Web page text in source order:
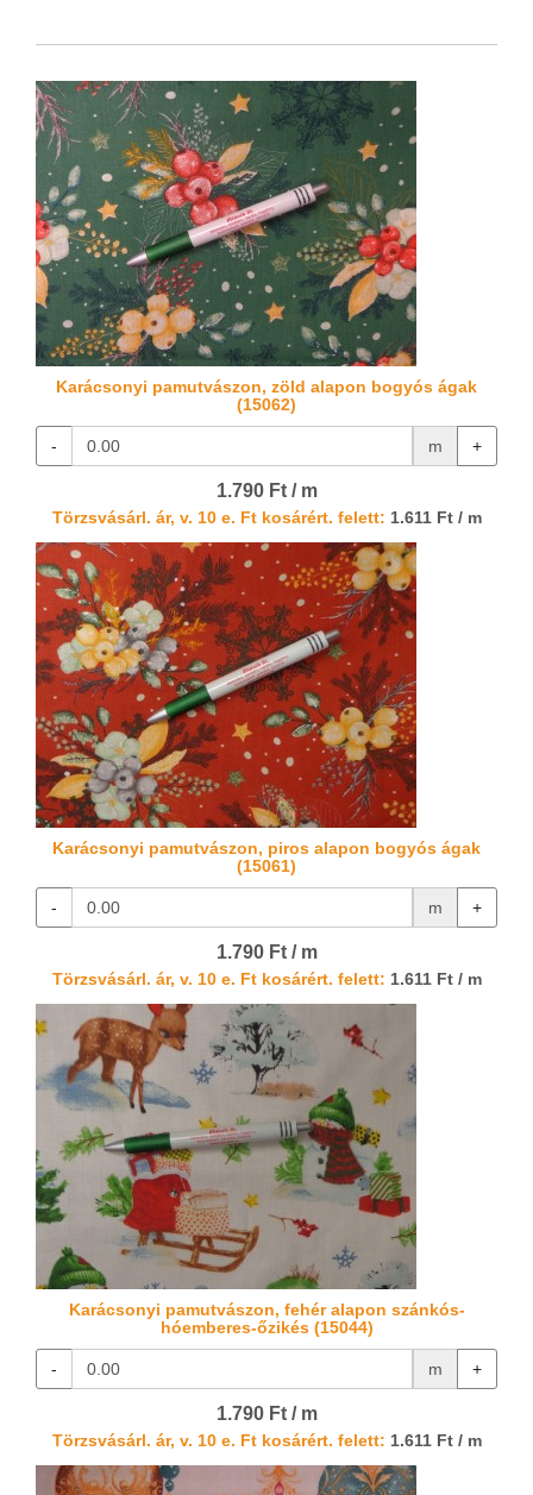
Karácsonyi pamutvászon, zöld alapon bogyós ágak
(15062)
- m +
1.790 Ft / m
Törzsvásárl. ár, v. 10 e. Ft kosárért. felett: 1.611 Ft / m
Karácsonyi pamutvászon, piros alapon bogyós ágak
(15061)
- m +
1.790 Ft / m
Törzsvásárl. ár, v. 10 e. Ft kosárért. felett: 1.611 Ft / m
Karácsonyi pamutvászon, fehér alapon szánkós-
hóemberes-őzikés (15044)
- m +
1.790 Ft / m
Törzsvásárl. ár, v. 10 e. Ft kosárért. felett: 1.611 Ft / m